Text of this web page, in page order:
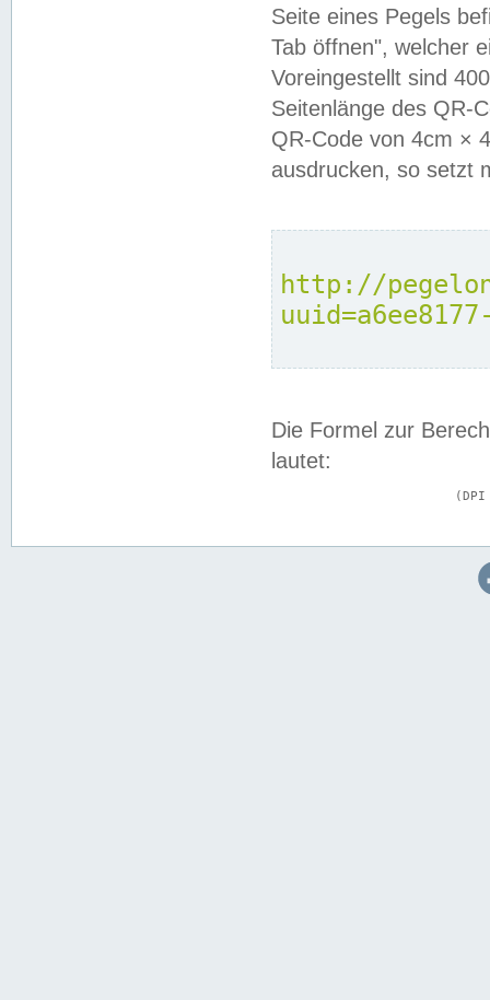
Seite eines Pegels
Tab öffnen", welcher
Voreingestellt sind
Seitenlänge des QR-
QR-Code von 4cm ×
ausdrucken, so setzt
http://
Die Formel zur
lautet: